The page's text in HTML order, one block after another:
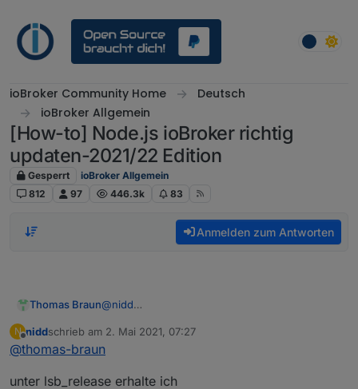
ioBroker Community Home
Deutsch
ioBroker Allgemein
[How-to] Node.js ioBroker richtig
updaten-2021/22 Edition
Gesperrt
ioBroker Allgemein
812
97 446.3k 83
Anmelden zum Antworten
Thomas Braun@nidd
Welches Image hast du denn da jetzt erwischt?
löschen, das ist toter Quatsch.
N
Offline
niddschrieb am 2. Mai 2021, 07:27
zuletzt editiert von
@thomas-braun
unter lsb_release erhalte ich